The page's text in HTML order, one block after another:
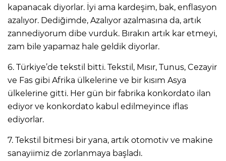
kapanacak diyorlar. İyi ama kardeşim, bak, enflasyon
azalıyor. Dediğimde, Azalıyor azalmasına da, artık
zannediyorum dibe vurduk. Bırakın artık kar etmeyi,
zam bile yapamaz hale geldik diyorlar.
6. Türkiye’de tekstil bitti. Tekstil, Mısır, Tunus, Cezayir
ve Fas gibi Afrika ülkelerine ve bir kısım Asya
ülkelerine gitti. Her gün bir fabrika konkordato ilan
ediyor ve konkordato kabul edilmeyince iflas
ediyorlar.
7. Tekstil bitmesi bir yana, artık otomotiv ve makine
sanayiimiz de zorlanmaya başladı.